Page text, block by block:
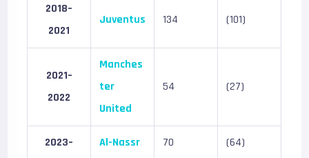
2018–
2021
Juventus 134 (101)
2021–
2022
Manches
ter
United
54 (27)
2023– Al-Nassr 70 (64)